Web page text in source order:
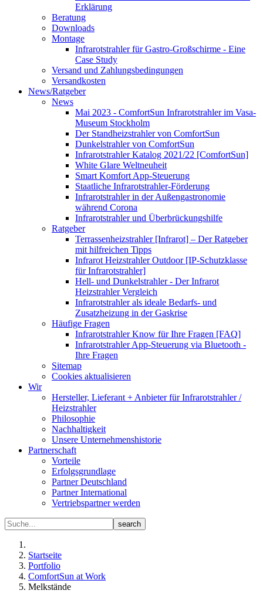
Erklärung
Beratung
Downloads
Montage
Infrarotstrahler für Gastro-Großschirme - Eine
Case Study
Versand und Zahlungsbedingungen
Versandkosten
News/Ratgeber
News
Mai 2023 - ComfortSun Infrarotstrahler im Vasa-
Museum Stockholm
Der Standheizstrahler von ComfortSun
Dunkelstrahler von ComfortSun
Infrarotstrahler Katalog 2021/22 [ComfortSun]
White Glare Weltneuheit
Smart Komfort App-Steuerung
Staatliche Infrarotstrahler-Förderung
Infrarotstrahler in der Außengastronomie
während Corona
Infrarotstrahler und Überbrückungshilfe
Ratgeber
Terrassenheizstrahler [Infrarot] – Der Ratgeber
mit hilfreichen Tipps
Infrarot Heizstrahler Outdoor [IP-Schutzklasse
für Infrarotstrahler]
Hell- und Dunkelstrahler - Der Infrarot
Heizstrahler Vergleich
Infrarotstrahler als ideale Bedarfs- und
Zusatzheizung in der Gaskrise
Häufige Fragen
Infrarotstrahler Know für Ihre Fragen [FAQ]
Infrarotstrahler App-Steuerung via Bluetooth -
Ihre Fragen
Sitemap
Cookies aktualisieren
Wir
Hersteller, Lieferant + Anbieter für Infrarotstrahler /
Heizstrahler
Philosophie
Nachhaltigkeit
Unsere Unternehmenshistorie
Partnerschaft
Vorteile
Erfolgsgrundlage
Partner Deutschland
Partner International
Vertriebspartner werden
Startseite
Portfolio
ComfortSun at Work
Melkstände